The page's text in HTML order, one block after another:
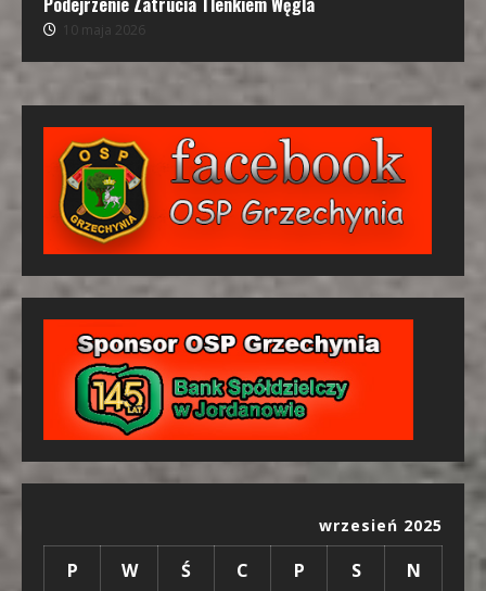
10 maja 2026
wrzesień 2025
P W Ś C P S N